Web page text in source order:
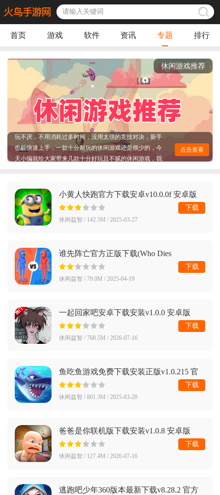
首页 游戏 软件 资讯 专题 排行
休闲游戏推荐
休闲游戏推荐,休闲游戏作为被玩家最熟悉且玩的最多的一
类游戏，其简单的玩法加上轻松的游戏节奏，使玩家们百
玩不厌，不用消耗过多时间，没用太强的竞技对决，新手
也能快速上手，一款十分耐玩的休闲游戏还是很少的，今
天小编就给大家带来几款十分好玩且不腻的休闲游戏，我
相信其中肯定有几款大家熟知的，像是地铁跑酷和割绳子
鸟下载站下载。
点击查看
小黄人快跑官方下载安卓v10.0.0f 安卓版
休闲益智 / 142.5M / 2025-03-27
下载
谁先阵亡官方正版下载(Who Dies
First)v1.3.1 安卓版
休闲益智 / 79.0M / 2025-04-19
下载
一起回家吧安卓下载安装v1.0.0 安卓版
休闲益智 / 768.5M / 2026-07-16
下载
鱼吃鱼游戏免费下载安装正版v1.0.215 官
方版
休闲益智 / 801.3M / 2025-03-20
下载
爸爸是你联机版下载安装v1.0.8 安卓版
休闲益智 / 127.4M / 2026-07-16
下载
逃跑吧少年360版本最新下载v8.28.2 官方